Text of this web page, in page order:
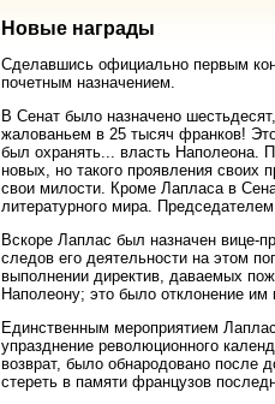
Новые награды
Сделавшись официально первым
почетным назначением.
В Сенат было назначено
жалованьем в 25 тысяч франков!
был охранять... власть Наполеона.
новых, но такого проявления своих
свои милости. Кроме Лапласа в
литературного мира.
Вскоре Лаплас был назначен вице-
следов его деятельности на этом
выполнении директив, даваемых
Наполеону; это было отклонение им
Единственным мероприятием
упразднение революционного
возврат, было обнародовано после
стереть в памяти французов